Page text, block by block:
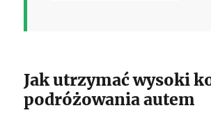
Jak utrzymać wysoki
podróżowania autem